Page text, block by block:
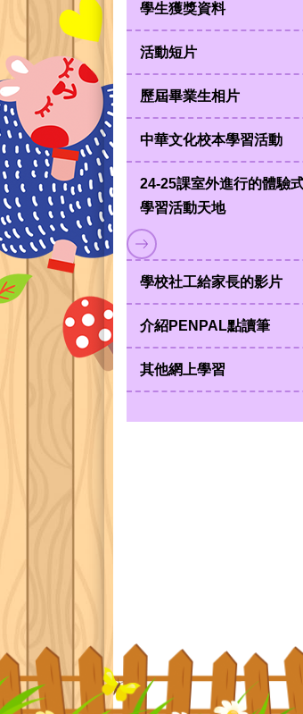
學生獲獎資料
活動短片
歷屆畢業生相片
中華文化校本學習活動
24-25課室外進行的體驗
學習活動天地
學校社工給家長的影片
介紹PENPAL點讀筆
其他網上學習